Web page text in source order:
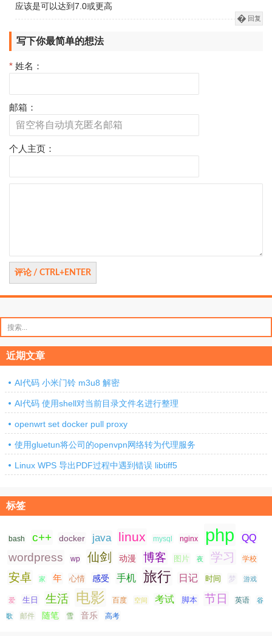
应该是可以达到7.0或更高
回复
写下你最简单的想法
* 姓名：
邮箱：
个人主页：
索：
近期文章
AI代码 小米门铃 m3u8 解密
AI代码 使用shell对当前目录文件名进行整理
openwrt set docker pull proxy
使用gluetun将公司的openvpn网络转为代理服务
Linux WPS 导出PDF过程中遇到错误 libtiff5
标签
bash c++ docker java linux mysql nginx php QQ
wordpress wp 仙剑 动漫 博客 图片 夜 学习 学校
安卓 家 年 心情 感受 手机 旅行 日记 时间 梦 游戏
爱 生日 生活 电影 百度 空间 考试 脚本 节日 英语 谷
歌 邮件 随笔 雪 音乐 高考